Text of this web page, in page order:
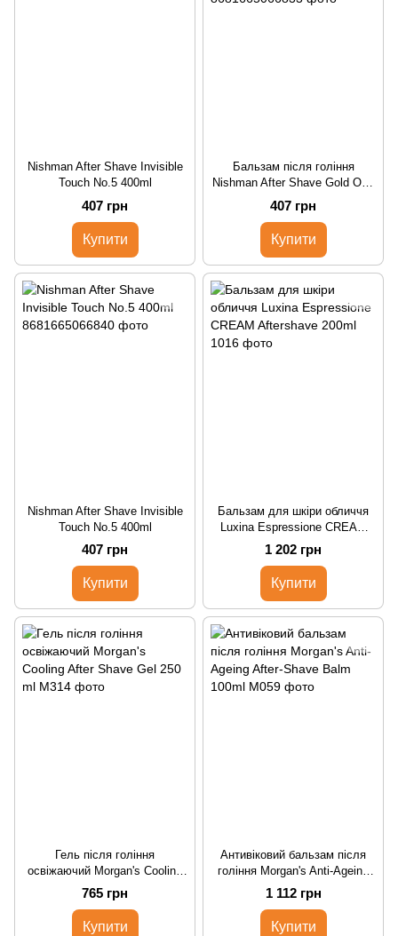
Nishman After Shave Invisible
Touch No.5 400ml
407 грн
Купити
Бальзам після гоління
Nishman After Shave Gold One
No.4 400ml
407 грн
Купити
Nishman After Shave Invisible
Touch No.5 400ml
407 грн
Купити
Бальзам для шкіри обличчя
Luxina Espressione CREAM
Aftershave 200ml
1 202 грн
Купити
Гель після гоління
освіжаючий Morgan's Cooling
After Shave Gel 250 ml
765 грн
Купити
Антивіковий бальзам після
гоління Morgan's Anti-Ageing
After-Shave Balm 100ml
1 112 грн
Купити